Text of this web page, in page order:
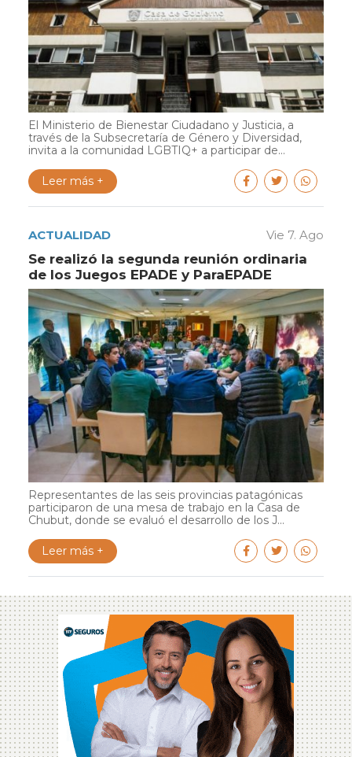
El Ministerio de Bienestar Ciudadano y Justicia, a
través de la Subsecretaría de Género y Diversidad,
invita a la comunidad LGBTIQ+ a participar de...
Leer más +
ACTUALIDAD Vie 7. Ago
Se realizó la segunda reunión ordinaria
de los Juegos EPADE y ParaEPADE
Representantes de las seis provincias patagónicas
participaron de una mesa de trabajo en la Casa de
Chubut, donde se evaluó el desarrollo de los J...
Leer más +